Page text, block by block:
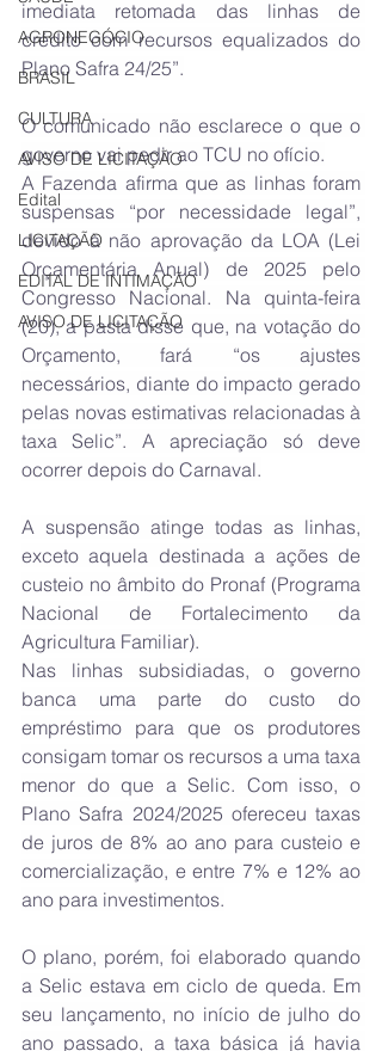
AGRONEGÓCIO
BRASIL
CULTURA
AVISO DE LICITAÇÃO
Edital
LICITAÇÃO
EDITAL DE INTIMAÇÃO
AVISO DE LICITAÇÃO
imediata retomada das linhas de
crédito com recursos equalizados do
Plano Safra 24/25”.
O comunicado não esclarece o que o
governo vai pedir ao TCU no ofício.
A Fazenda afirma que as linhas foram
suspensas “por necessidade legal”,
devido à não aprovação da LOA (Lei
Orçamentária Anual) de 2025 pelo
Congresso Nacional. Na quinta-feira
(20), a pasta disse que, na votação do
Orçamento, fará “os ajustes
necessários, diante do impacto gerado
pelas novas estimativas relacionadas à
taxa Selic”. A apreciação só deve
ocorrer depois do Carnaval.
A suspensão atinge todas as linhas,
exceto aquela destinada a ações de
custeio no âmbito do Pronaf (Programa
Nacional de Fortalecimento da
Agricultura Familiar).
Nas linhas subsidiadas, o governo
banca uma parte do custo do
empréstimo para que os produtores
consigam tomar os recursos a uma taxa
menor do que a Selic. Com isso, o
Plano Safra 2024/2025 ofereceu taxas
de juros de 8% ao ano para custeio e
comercialização, e entre 7% e 12% ao
ano para investimentos.
O plano, porém, foi elaborado quando
a Selic estava em ciclo de queda. Em
seu lançamento, no início de julho do
ano passado, a taxa básica já havia